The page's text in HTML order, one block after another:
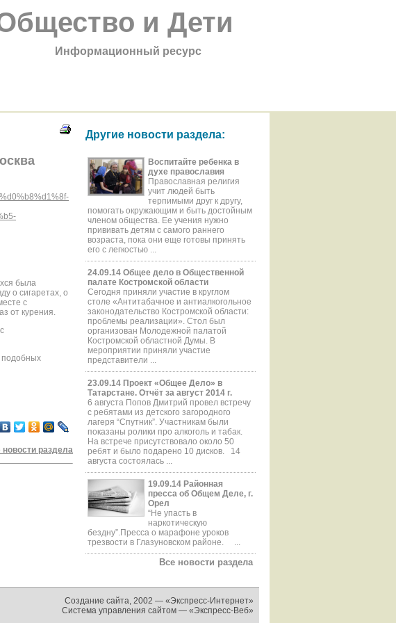
и Дети
Информационный ресурс
была
о сигаретах, о
с
от курения.
с
подобных
новости раздела
Другие новости раздела:
Воспитайте ребенка в
духе православия
Православная религия
учит людей быть
терпимыми друг к другу,
помогать окружающим и быть достойным
членом общества. Ее учения нужно
прививать детям с самого раннего
возраста, пока они еще готовы принять
его с легкостью ...
24.09.14 Общее дело в Общественной
палате Костромской области
Сегодня приняли участие в круглом
столе «Антитабачное и антиалкогольное
законодательство Костромской области:
проблемы реализации». Стол был
организован Молодежной палатой
Костромской областной Думы. В
мероприятии приняли участие
представители ...
23.09.14 Проект «Общее Дело» в
Татарстане. Отчёт за август 2014 г.
6 августа Попов Дмитрий провел встречу
с ребятами из детского загородного
лагеря “Спутник”. Участникам были
показаны ролики про алкоголь и табак.
На встрече присутствовало около 50
ребят и было подарено 10 дисков. 14
августа состоялась ...
19.09.14 Районная
пресса об Общем Деле, г.
Орел
“Не упасть в
наркотическую
бездну”.Пресса о марафоне уроков
трезвости в Глазуновском районе. ...
Все новости раздела
Создание сайта, 2002 — «Экспресс-Интернет»
Система управления сайтом — «Экспресс-Веб»